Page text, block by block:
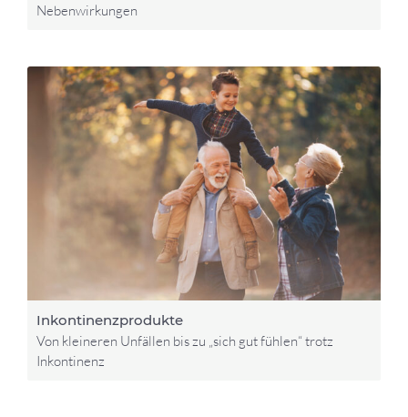
Nebenwirkungen
Inkontinenzprodukte
Von kleineren Unfällen bis zu „sich gut fühlen“ trotz
Inkontinenz